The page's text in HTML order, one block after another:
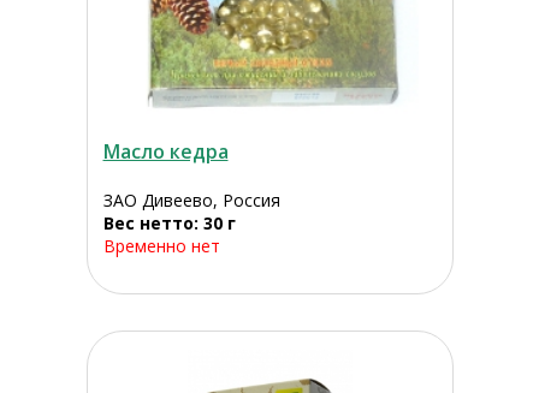
Масло кедра
ЗАО Дивеево, Россия
Вес нетто: 30 г
Временно нет